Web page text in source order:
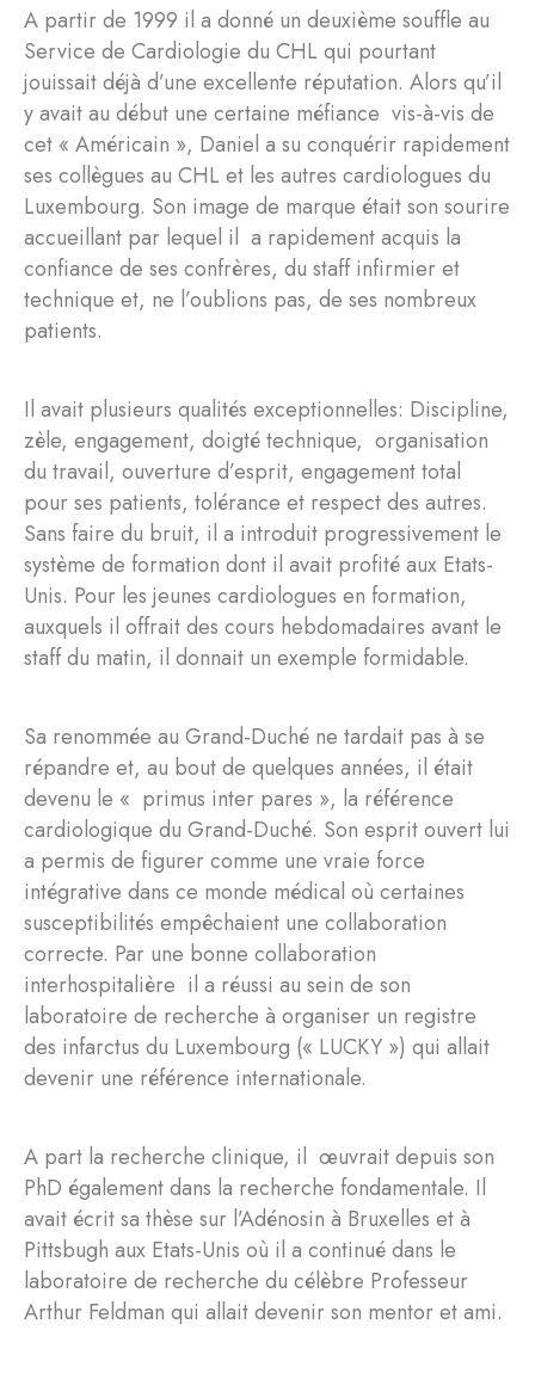
A partir de 1999 il a donné un deuxième souffle au
Service de Cardiologie du CHL qui pourtant
jouissait déjà d’une excellente réputation. Alors qu’il
y avait au début une certaine méfiance vis-à-vis de
cet « Américain », Daniel a su conquérir rapidement
ses collègues au CHL et les autres cardiologues du
Luxembourg. Son image de marque était son sourire
accueillant par lequel il a rapidement acquis la
confiance de ses confrères, du staff infirmier et
technique et, ne l’oublions pas, de ses nombreux
patients.
Il avait plusieurs qualités exceptionnelles: Discipline,
zèle, engagement, doigté technique, organisation
du travail, ouverture d’esprit, engagement total
pour ses patients, tolérance et respect des autres.
Sans faire du bruit, il a introduit progressivement le
système de formation dont il avait profité aux Etats-
Unis. Pour les jeunes cardiologues en formation,
auxquels il offrait des cours hebdomadaires avant le
staff du matin, il donnait un exemple formidable.
Sa renommée au Grand-Duché ne tardait pas à se
répandre et, au bout de quelques années, il était
devenu le « primus inter pares », la référence
cardiologique du Grand-Duché. Son esprit ouvert lui
a permis de figurer comme une vraie force
intégrative dans ce monde médical où certaines
susceptibilités empêchaient une collaboration
correcte. Par une bonne collaboration
interhospitalière il a réussi au sein de son
laboratoire de recherche à organiser un registre
des infarctus du Luxembourg (« LUCKY ») qui allait
devenir une référence internationale.
A part la recherche clinique, il œuvrait depuis son
PhD également dans la recherche fondamentale. Il
avait écrit sa thèse sur l’Adénosin à Bruxelles et à
Pittsbugh aux Etats-Unis où il a continué dans le
laboratoire de recherche du célèbre Professeur
Arthur Feldman qui allait devenir son mentor et ami.